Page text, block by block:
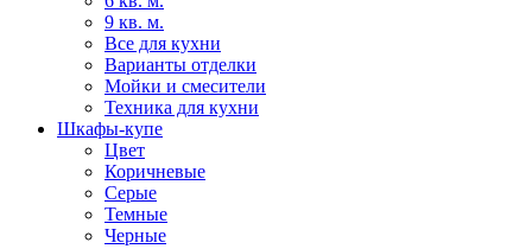
9 кв. м.
Все для кухни
Варианты отделки
Мойки и смесители
Техника для кухни
Шкафы-купе
Цвет
Коричневые
Серые
Темные
Черные